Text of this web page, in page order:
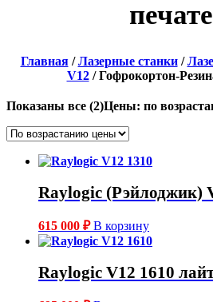
Главная/Лазерные станки/
V12/ Гофрокортон-
Показаны все (2)Цены: по
Raylogic (Рэйлоджик)
615 000 ₽ В корзину
Raylogic V12 1610